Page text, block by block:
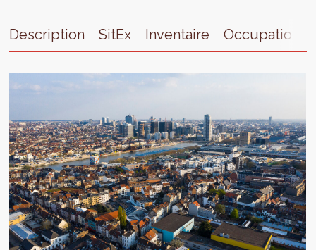
Description SitEx Inventaire Occupation